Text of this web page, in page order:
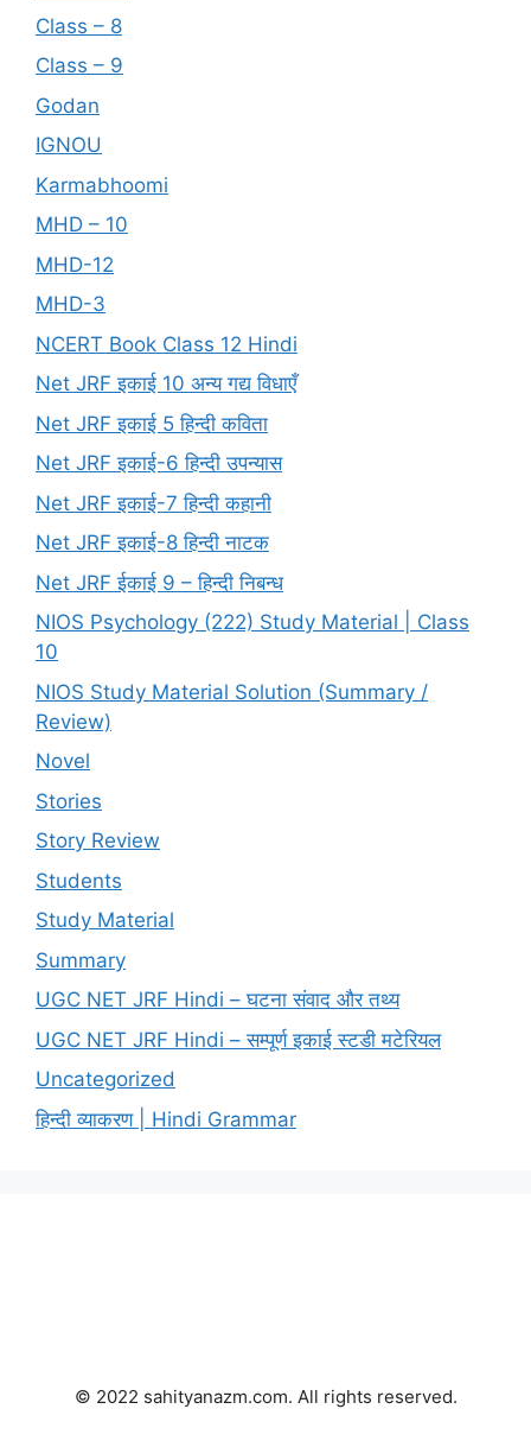
Class – 8
Class – 9
Godan
IGNOU
Karmabhoomi
MHD – 10
MHD-12
MHD-3
NCERT Book Class 12 Hindi
Net JRF इकाई 10 अन्य गद्य विधाएँ
Net JRF इकाई 5 हिन्दी कविता
Net JRF इकाई-6 हिन्दी उपन्यास
Net JRF इकाई-7 हिन्दी कहानी
Net JRF इकाई-8 हिन्दी नाटक
Net JRF ईकाई 9 – हिन्दी निबन्ध
NIOS Psychology (222) Study Material | Class
10
NIOS Study Material Solution (Summary /
Review)
Novel
Stories
Story Review
Students
Study Material
Summary
UGC NET JRF Hindi – घटना संवाद और तथ्य
UGC NET JRF Hindi – सम्पूर्ण इकाई स्टडी मटेरियल
Uncategorized
हिन्दी व्याकरण | Hindi Grammar
© 2022 sahityanazm.com. All rights reserved.